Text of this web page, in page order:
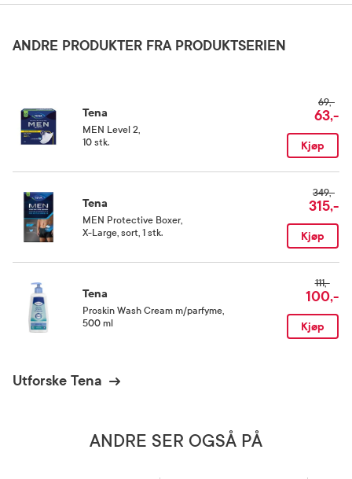
Rom (15-25 grader)
Medisinsk utstyr
ANDRE PRODUKTER FRA PRODUKTSERIEN
Tena
MEN Level 2
10 stk.
69,-
63,-
Kjøp
Tena
MEN Protective Boxer
X-Large, sort, 1 stk.
349,-
315,-
Kjøp
Tena
Proskin Wash Cream m/parfyme
500 ml
111,-
100,-
Kjøp
Utforske Tena
ANDRE SER OGSÅ PÅ